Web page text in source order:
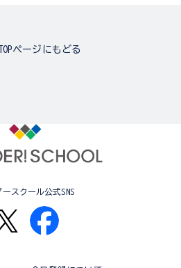
TOPページにもどる
ースクール公式SNS